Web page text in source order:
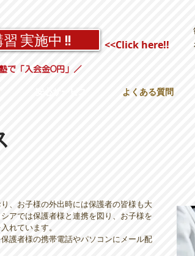
実施中 !! <<Click here!!
で「入会金0円」／
よくある質問
、お子様の外出時には保護者の皆様も大
アでは保護者様と連携を図り、お子様を
れています。
護者様の携帯電話やパソコンにメール配